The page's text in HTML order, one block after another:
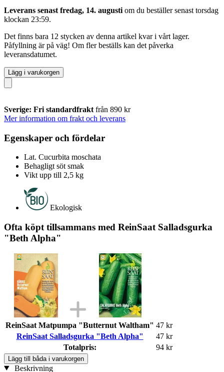
Leverans senast fredag, 14. augusti om du beställer senast torsdag
klockan 23:59.
Det finns bara 12 stycken av denna artikel kvar i vårt lager.
Påfyllning är på väg! Om fler beställs kan det påverka
leveransdatumet.
Lägg i varukorgen
Sverige: Fri standardfrakt från 890 kr
Mer information om frakt och leverans
Egenskaper och fördelar
Lat. Cucurbita moschata
Behagligt söt smak
Vikt upp till 2,5 kg
Ekologisk
Ofta köpt tillsammans med ReinSaat Salladsgurka
"Beth Alpha"
ReinSaat Matpumpa "Butternut Waltham" 47 kr
ReinSaat Salladsgurka "Beth Alpha"
47 kr
Totalpris:
94 kr
Lägg till båda i varukorgen
Beskrivning